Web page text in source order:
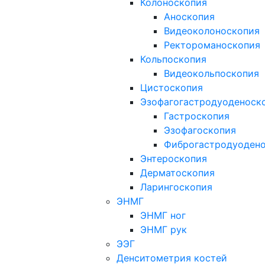
Колоноскопия
Аноскопия
Видеоколоноскопия
Ректороманоскопия
Кольпоскопия
Видеокольпоскопия
Цистоскопия
Гастроскопия
Эзофагоскопия
Энтероскопия
Дерматоскопия
Ларингоскопия
ЭНМГ
ЭНМГ ног
ЭНМГ рук
ЭЭГ
Денситометрия костей